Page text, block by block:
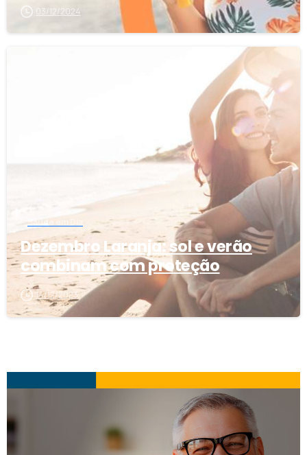
03/12/2024
Saúde em Dia
Dezembro Laranja: sol e verão
combinam com proteção
14/12/2023